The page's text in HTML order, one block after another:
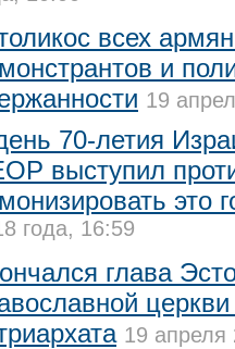
всех
и
19
70-летия
выступил
это
года, 16:59
глава
19 апреля